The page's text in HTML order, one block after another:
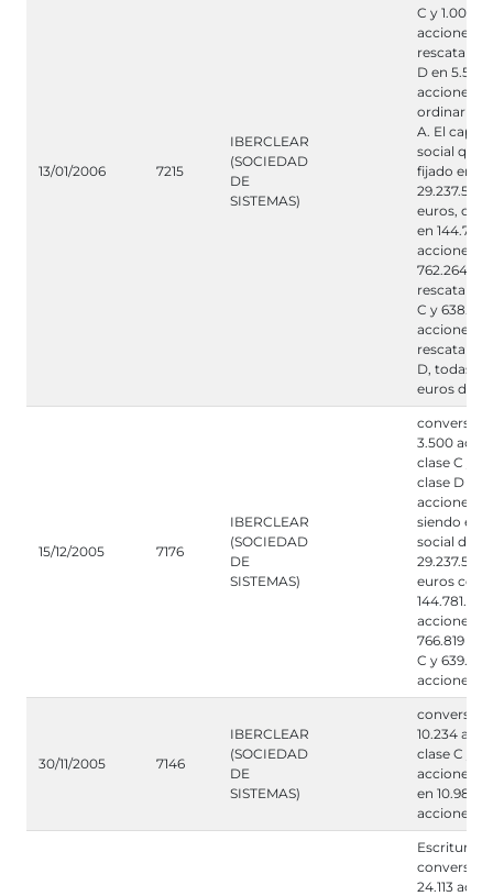
13/01/2006 7215
IBERCLEAR
(SOCIEDAD
DE
SISTEMAS)
C y 1.000
acciones
D en 5.555
acciones
ordinarias
A. El capital
social
fijado en
euros,
en
acciones
762.264
C y 638.451
acciones
D, todas
euros de
15/12/2005 7176
IBERCLEAR
(SOCIEDAD
DE
SISTEMAS)
conversión
3.500
clase C y
clase D en
acciones
siendo el
social de
euros con
144.781.656
acciones A,
766.819
C y 639.451
acciones D.
30/11/2005 7146
IBERCLEAR
(SOCIEDAD
DE
SISTEMAS)
conversión
10.234
clase C y
acciones
en 10.984
acciones
Escritura
conversion
24.113